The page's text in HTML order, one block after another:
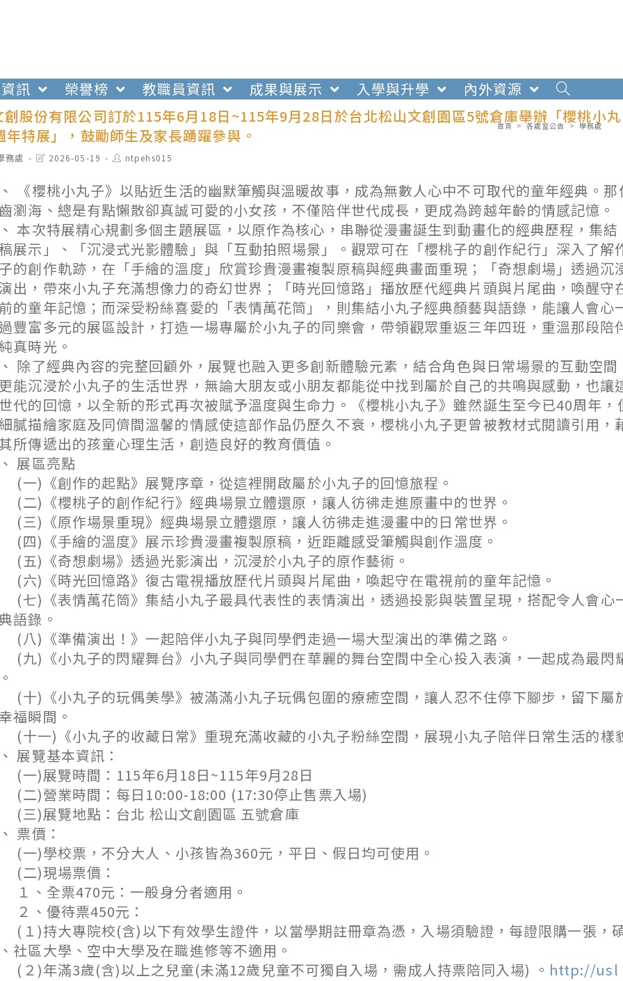
訊 榮譽榜 教職員資訊 成果與展示 入學與升學
內外資源
創股份有限公司訂於115年6月18日~115年9月28日於台北松山文創園區5號倉庫舉辦「櫻桃小丸
年特展」，鼓勵師生及家長踴躍參與。
首頁 > 各處室公告 > 學務處
務處
Post2026-05-19
Post
author:
ntpehs015
《櫻桃小丸子》以貼近生活的幽默筆觸與溫暖故事，成為無數人心中不可取代的童年經典。
瀏海、總是有點懶散卻真誠可愛的小女孩，不僅陪伴世代成長，更成為跨越年齡的情感記憶。
本次特展精心規劃多個主題展區，以原作為核心，串聯從漫畫誕生到動畫化的經典歷程，集
展示」、「沉浸式光影體驗」與「互動拍照場景」。觀眾可在「櫻桃子的創作紀行」深入了解
的創作軌跡，在「手繪的溫度」欣賞珍貴漫畫複製原稿與經典畫面重現；「奇想劇場」透過沉
出，帶來小丸子充滿想像力的奇幻世界；「時光回憶路」播放歷代經典片頭與片尾曲，喚醒守
的童年記憶；而深受粉絲喜愛的「表情萬花筒」，則集結小丸子經典顏藝與語錄，能讓人會心
豐富多元的展區設計，打造一場專屬於小丸子的同樂會，帶領觀眾重返三年四班，重溫那段陪
真時光。
除了經典內容的完整回顧外，展覽也融入更多創新體驗元素，結合角色與日常場景的互動空
能沉浸於小丸子的生活世界，無論大朋友或小朋友都能從中找到屬於自己的共鳴與感動，也讓
代的回憶，以全新的形式再次被賦予溫度與生命力。《櫻桃小丸子》雖然誕生至今已40周年，
膩描繪家庭及同儕間溫馨的情感使這部作品仍歷久不衰，櫻桃小丸子更曾被教材式閱讀引用，
所傳遞出的孩童心理生活，創造良好的教育價值。
展區亮點
)《創作的起點》展覽序章，從這裡開啟屬於小丸子的回憶旅程。
)《櫻桃子的創作紀行》經典場景立體還原，讓人彷彿走進原畫中的世界。
)《原作場景重現》經典場景立體還原，讓人彷彿走進漫畫中的日常世界。
)《手繪的溫度》展示珍貴漫畫複製原稿，近距離感受筆觸與創作溫度。
)《奇想劇場》透過光影演出，沉浸於小丸子的原作藝術。
)《時光回憶路》復古電視播放歷代片頭與片尾曲，喚起守在電視前的童年記憶。
)《表情萬花筒》集結小丸子最具代表性的表情演出，透過投影與裝置呈現，搭配令人會心
語錄。
)《準備演出！》一起陪伴小丸子與同學們走過一場大型演出的準備之路。
)《小丸子的閃耀舞台》小丸子與同學們在華麗的舞台空間中全心投入表演，一起成為最閃
)《小丸子的玩偶美學》被滿滿小丸子玩偶包圍的療癒空間，讓人忍不住停下腳步，留下屬
福瞬間。
一)《小丸子的收藏日常》重現充滿收藏的小丸子粉絲空間，展現小丸子陪伴日常生活的樣
展覽基本資訊：
)展覽時間：115年6月18日~115年9月28日
)營業時間：每日10:00-18:00 (17:30停止售票入場)
)展覽地點：台北 松山文創園區 五號倉庫
票價：
)學校票，不分大人、小孩皆為360元，平日、假日均可使用。
)現場票價：
、全票470元：一般身分者適用。
、優待票450元：
)持大專院校(含)以下有效學生證件，以當學期註冊章為憑，入場須驗證，每證限購一張，
社區大學、空中大學及在職進修等不適用。
)年滿3歲(含)以上之兒童(未滿12歲兒童不可獨自入場，需成人持票陪同入場) 。 http://usl